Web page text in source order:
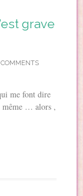
grave
COMMENTS
me font dire
même … alors ,